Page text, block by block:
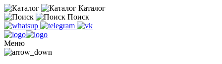
Каталог
Поиск
Меню